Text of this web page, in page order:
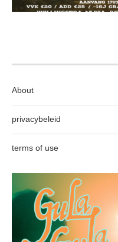
About
privacybeleid
terms of use